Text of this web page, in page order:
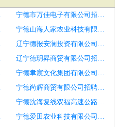
工
宁德市万佳电子有限公司招聘东营市招聘电工男2人
工
宁德山海人家农业科技有限公司招聘电工
工
辽宁德报安澜投资有限公司招聘机修电工
工
辽宁德玥昇商贸有限公司招聘招月薪过万电工
工
宁德聿宸文化集团有限公司招聘电工师傅
好
宁德尚辉商贸有限公司招聘招电工月薪过万
丘
宁德沈海复线双福高速公路有限责任公司招聘电工
修
宁德爱田农业科技有限公司招聘物业电工